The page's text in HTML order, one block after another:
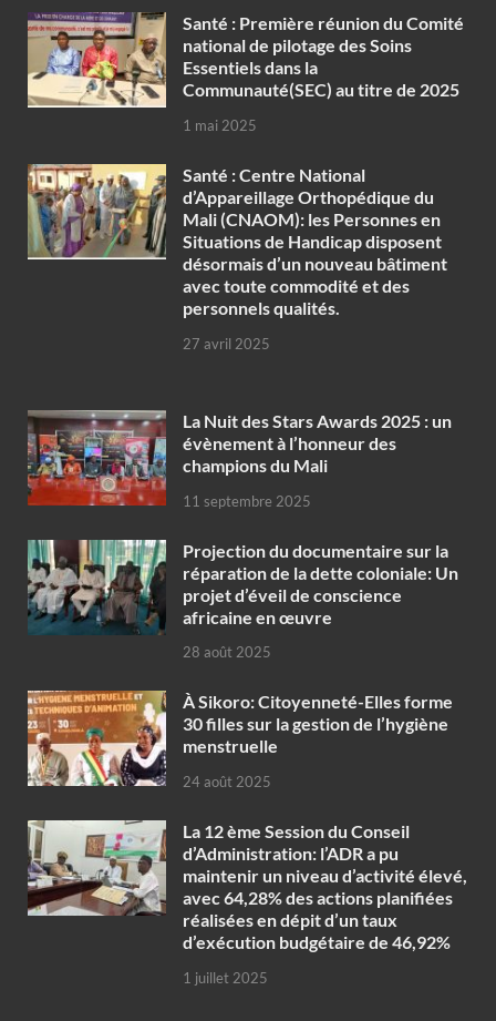
Santé : Première réunion du Comité
national de pilotage des Soins
Essentiels dans la
Communauté(SEC) au titre de 2025
1 mai 2025
Santé : Centre National
d’Appareillage Orthopédique du
Mali (CNAOM): les Personnes en
Situations de Handicap disposent
désormais d’un nouveau bâtiment
avec toute commodité et des
personnels qualités.
27 avril 2025
‎La Nuit des Stars Awards 2025 : un
évènement à l’honneur des
champions du Mali
11 septembre 2025
Projection du documentaire sur la
réparation de la dette coloniale: Un
projet d’éveil de conscience
africaine en œuvre‎
28 août 2025
À Sikoro: Citoyenneté-Elles forme
30 filles sur la gestion de l’hygiène
menstruelle
24 août 2025
La 12 ème Session du Conseil
d’Administration: l’ADR a pu
maintenir un niveau d’activité élevé,
avec 64,28% des actions planifiées
réalisées en dépit d’un taux
d’exécution budgétaire de 46,92%
1 juillet 2025